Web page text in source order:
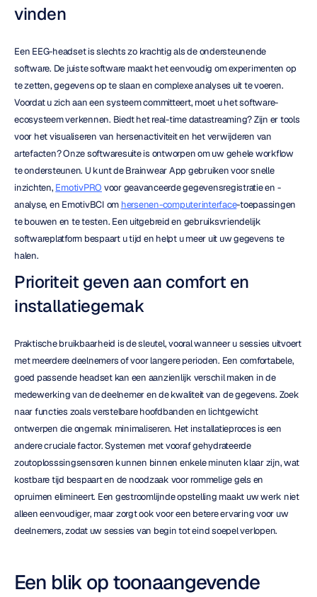
vinden
Een EEG-headset is slechts zo krachtig als de ondersteunende
software. De juiste software maakt het eenvoudig om experimenten op
te zetten, gegevens op te slaan en complexe analyses uit te voeren.
Voordat u zich aan een systeem committeert, moet u het software-
ecosysteem verkennen. Biedt het real-time datastreaming? Zijn er tools
voor het visualiseren van hersenactiviteit en het verwijderen van
artefacten? Onze softwaresuite is ontworpen om uw gehele workflow
te ondersteunen. U kunt de Brainwear App gebruiken voor snelle
inzichten, EmotivPRO voor geavanceerde gegevensregistratie en -
analyse, en EmotivBCI om hersenen-computerinterface-toepassingen
te bouwen en te testen. Een uitgebreid en gebruiksvriendelijk
softwareplatform bespaart u tijd en helpt u meer uit uw gegevens te
halen.
Prioriteit geven aan comfort en
installatiegemak
Praktische bruikbaarheid is de sleutel, vooral wanneer u sessies uitvoert
met meerdere deelnemers of voor langere perioden. Een comfortabele,
goed passende headset kan een aanzienlijk verschil maken in de
medewerking van de deelnemer en de kwaliteit van de gegevens. Zoek
naar functies zoals verstelbare hoofdbanden en lichtgewicht
ontwerpen die ongemak minimaliseren. Het installatieproces is een
andere cruciale factor. Systemen met vooraf gehydrateerde
zoutoplosssingsensoren kunnen binnen enkele minuten klaar zijn, wat
kostbare tijd bespaart en de noodzaak voor rommelige gels en
opruimen elimineert. Een gestroomlijnde opstelling maakt uw werk niet
alleen eenvoudiger, maar zorgt ook voor een betere ervaring voor uw
deelnemers, zodat uw sessies van begin tot eind soepel verlopen.
Een blik op toonaangevende